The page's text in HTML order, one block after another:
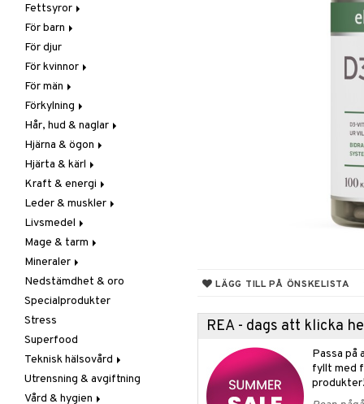
LÄGG TILL PÅ ÖNSKELISTA
REA - dags att klicka
Passa på
fyllt med
produkter!
Glutenintolerans
LCHF
Raw Food
Fettsyror
Marina fettsyror
Veg fettsyror
För barn
Fettsyror
Hudvård
Vitamin & mineral
För djur
För kvinnor
Graviditet & amning
Klimakterie & PMS
Näringstillskott
Övriga
Sex & lust
Skelett
Urinvägar
För män
Näringstillskott
Övriga
Prostata
Sex & lust
Förkylning
C-vitamin
Förebyggande &
lindrande
Hostdämpande
Öron, näsa & hals
Övriga
Virushämmande
Vitlök
Hår, hud & naglar
Hår
Kosttillskott
Sol & pigment
Hjärna & ögon
Fettsyror
Minne
Ögon
Hjärta & kärl
Ginkgo biloba
Kärlstärkande
Kolesterolsänkande
Marina fettsyror
Veg fettsyror
Kraft & energi
Ginseng
Övriga
Prestation
Q-10
Rosenrot
Schizandra
Leder & muskler
Kosttillskott
Utvärtes
Livsmedel
Bars
Choklad
Diverse
Drycker
Förvaring
Frukt, frö & nötter
Groddning
Kokos
Kryddor & buljong
Mage & tarm
Drycker
Fibrer
Matsmältning
Syrareglerande
Tarm
Utrensning
Mineraler
Järn
Kalcium
Krom
Magnesium
Multimineraler
Övriga
Selen
Nedstämdhet & oro
Specialprodukter
Stress
Superfood
Teknisk hälsovård
Ljusterapi
Luftfuktare
Utrensning & avgiftning
Vård & hygien